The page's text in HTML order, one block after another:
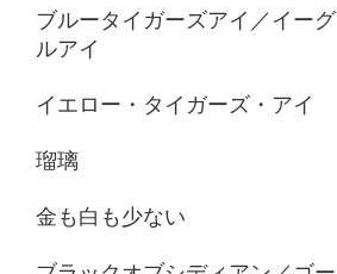
ブルータイガーズアイ／イーグ
ルアイ
イエロー・タイガーズ・アイ
瑠璃
金も白も少ない